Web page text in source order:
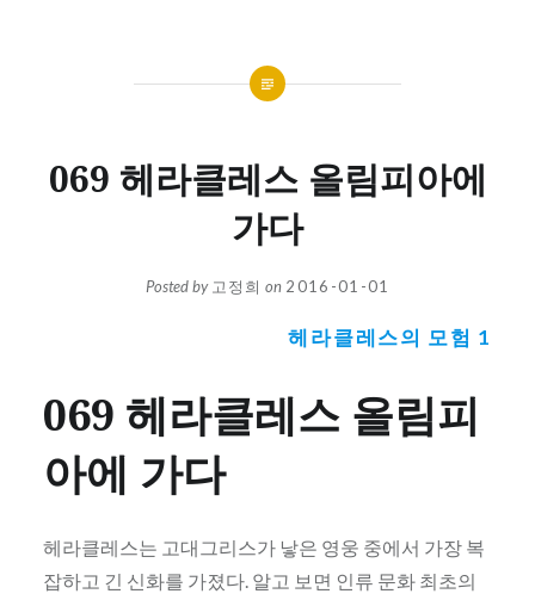
069 헤라클레스 올림피아에
가다
Posted by 고정희 on 2016-01-01
헤라클레스의 모험 1
069 헤라클레스 올림피
아에 가다
헤라클레스는 고대그리스가 낳은 영웅 중에서 가장 복
잡하고 긴 신화를 가졌다. 알고 보면 인류 문화 최초의